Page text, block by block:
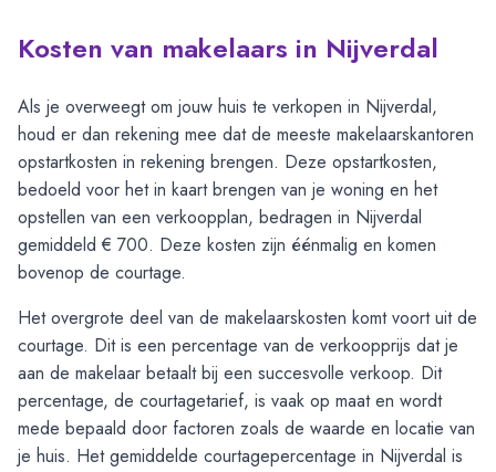
Kosten van makelaars in Nijverdal
Als je overweegt om jouw huis te verkopen in Nijverdal,
houd er dan rekening mee dat de meeste makelaarskantoren
opstartkosten in rekening brengen. Deze opstartkosten,
bedoeld voor het in kaart brengen van je woning en het
opstellen van een verkoopplan, bedragen in Nijverdal
gemiddeld € 700. Deze kosten zijn éénmalig en komen
bovenop de courtage.
Het overgrote deel van de makelaarskosten komt voort uit de
courtage. Dit is een percentage van de verkoopprijs dat je
aan de makelaar betaalt bij een succesvolle verkoop. Dit
percentage, de courtagetarief, is vaak op maat en wordt
mede bepaald door factoren zoals de waarde en locatie van
je huis. Het gemiddelde courtagepercentage in Nijverdal is